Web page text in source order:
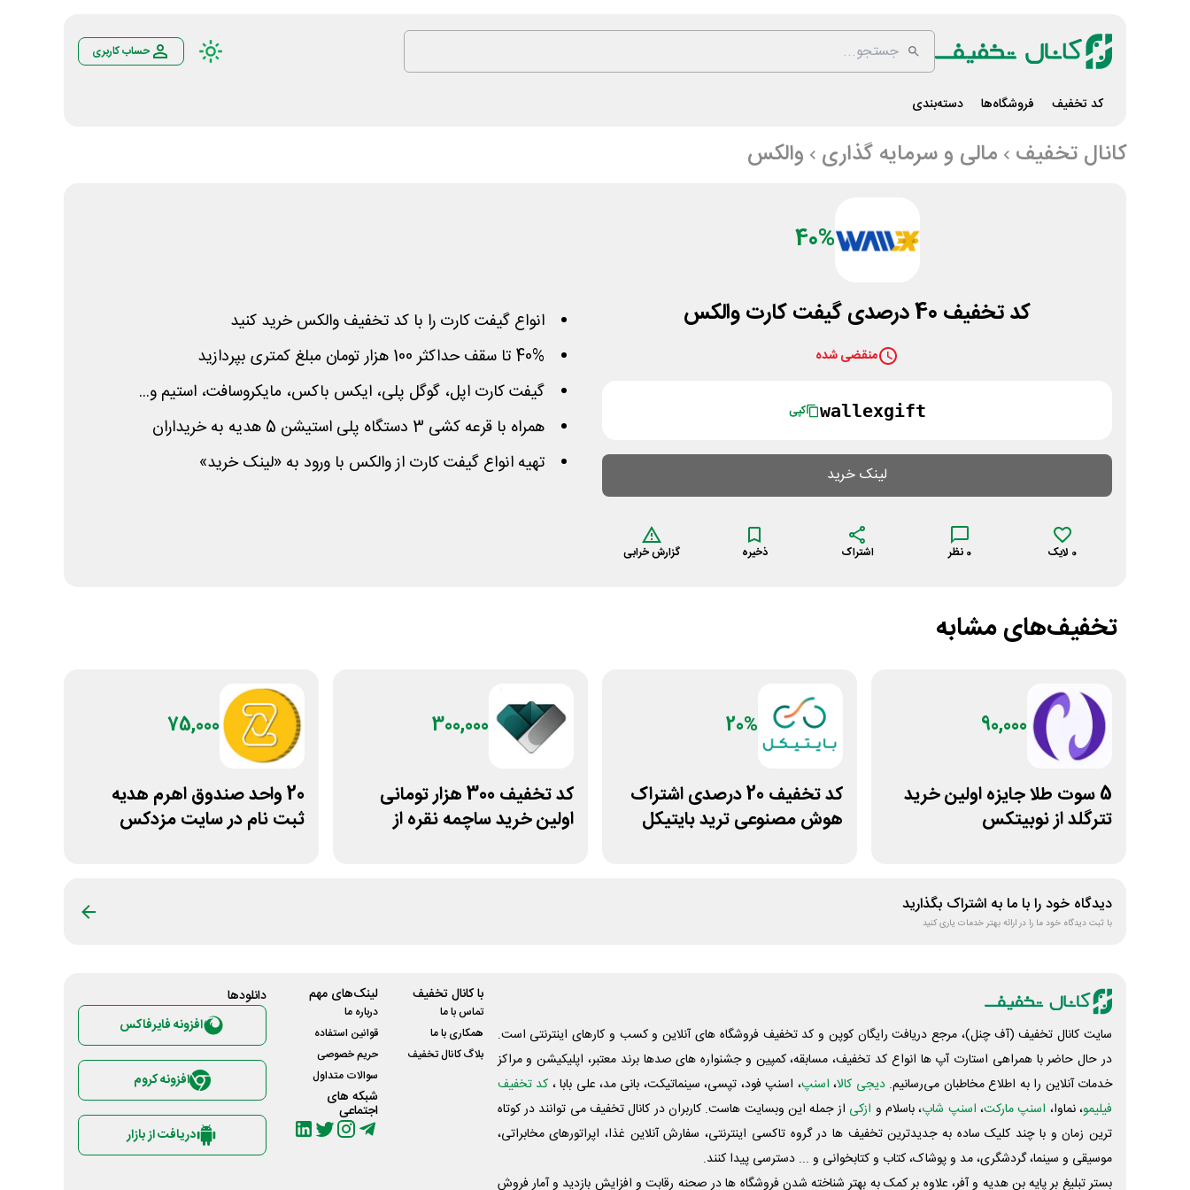
حساب کاربری
کد تخفیف فروشگاه‌ها دسته‌بندی
کانال تخفیف مالی و سرمایه گذاری والکس
40%
کد تخفیف 40 درصدی گیفت کارت والکس
منقضی شده
wallexgift کپی
لینک خرید
0 لایک 0 نظر اشتراک ذخیره گزارش خرابی
انواع گیفت کارت را با کد تخفیف والکس خرید کنید
40% تا سقف حداکثر 100 هزار تومان مبلغ کمتری بپردازید
گیفت کارت اپل، گوگل پلی، ایکس باکس، مایکروسافت، استیم و...
همراه با قرعه کشی 3 دستگاه پلی استیشن 5 هدیه به خریداران
تهیه انواع گیفت کارت از والکس با ورود به «لینک خرید»
تخفیف‌های مشابه
90,000
5 سوت طلا جایزه اولین خرید
تترگلد از نوبیتکس
20%
کد تخفیف 20 درصدی اشتراک
هوش مصنوعی ترید بایتیکل
300,000
کد تخفیف 300 هزار تومانی
اولین خرید ساچمه نقره از
75,000
20 واحد صندوق اهرم هدیه
ثبت نام در سایت مزدکس
دیدگاه خود را با ما به اشتراک بگذارید
با ثبت دیدگاه خود ما را در ارائه بهتر خدمات یاری کنید
سایت کانال تخفیف (آف چنل)، مرجع دریافت رایگان کوپن و کد تخفیف فروشگاه های آنلاین و کسب و‌ کارهای اینترنتی است.
در حال حاضر با همراهی استارت آپ ها انواع کد تخفیف، مسابقه، کمپین و جشنواره های صدها برند معتبر، اپلیکیشن و مراکز
خدمات آنلاین را به اطلاع مخاطبان می‌رسانیم. دیجی کالا، اسنپ، اسنپ فود، تپسی، سینماتیکت، بانی مد، علی‌ بابا ، کد تخفیف
فیلیمو، نماوا، اسنپ مارکت، اسنپ شاپ، باسلام و ازکی از جمله این وبسایت ‌هاست. کاربران در کانال تخفیف می توانند در کوتاه
ترین زمان و با چند کلیک ساده به جدیدترین تخفیف ها در گروه تاکسی اینترنتی، سفارش آنلاین غذا، اپراتورهای مخابراتی،
موسیقی و سینما، گردشگری، مد و پوشاک، کتاب و کتابخوانی و ... دسترسی پیدا کنند.
بستر تبلیغ بر پایه بن هدیه و آفر، علاوه بر کمک به بهتر شناخته شدن فروشگاه ها در صحنه رقابت و افزایش بازدید و آمار فروش
با کانال تخفیف
تماس با ما
همکاری با ما
بلاگ کانال تخفیف
لینک‌های مهم
درباره ما
قوانین استفاده
حریم خصوصی
سوالات متداول
شبکه های
اجتماعی
دانلود‌ها
افزونه فایرفاکس
افزونه کروم
دریافت از بازار